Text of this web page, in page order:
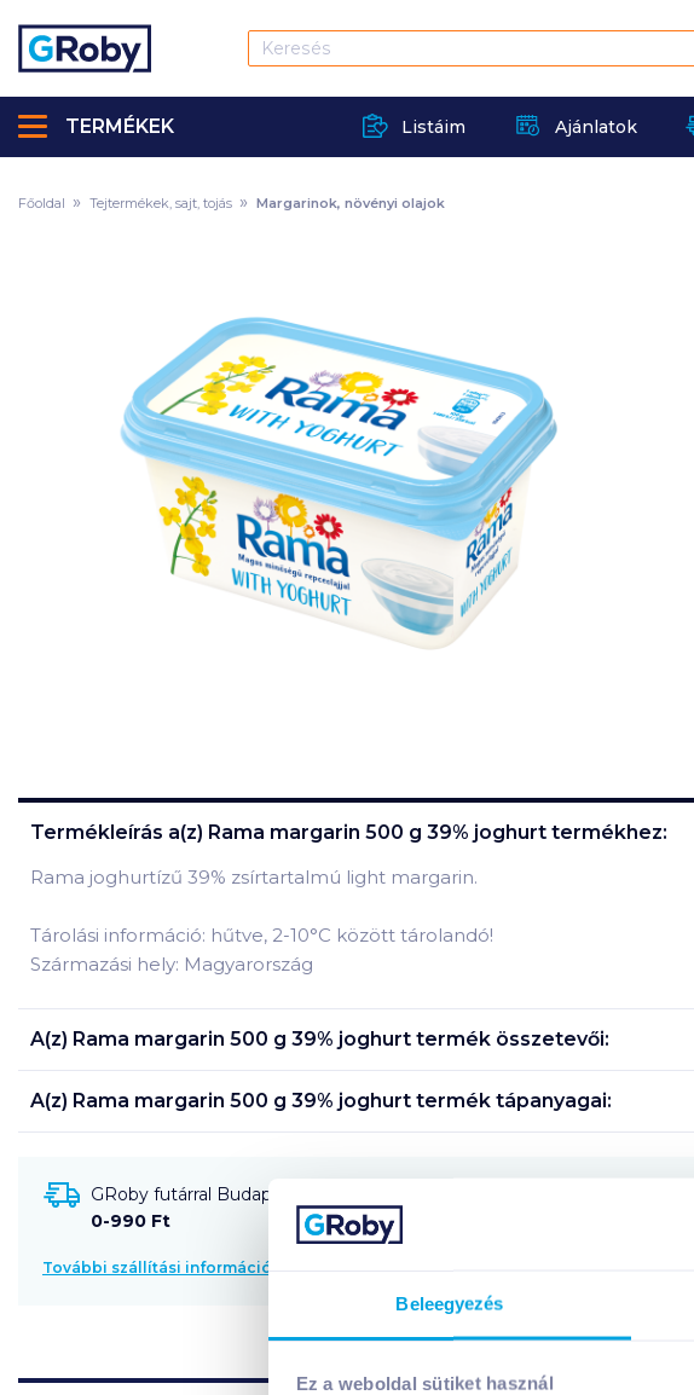
Beleegyezés
Ez a weboldal sütiket használ
Listáim Ajánlatok
TERMÉKEK
Főoldal Tejtermékek, sajt, tojás Margarinok, növényi olajok
Termékleírás a(z) Rama margarin 500 g 39% joghurt termékhez:
Rama joghurtízű 39% zsírtartalmú light margarin.
Tárolási információ: hűtve, 2-10°C között tárolandó!
Származási hely: Magyarország
A(z) Rama margarin 500 g 39% joghurt termék összetevői:
A(z) Rama margarin 500 g 39% joghurt termék tápanyagai:
GRoby futárral Budapestre és környékére szállítható
0-990 Ft
További szállítási információk